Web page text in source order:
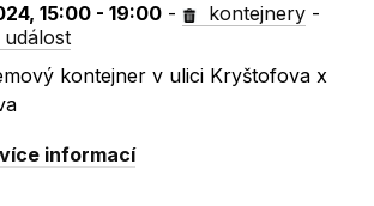
15:00 - 19:00 - kontejnery -
kontejner v ulici Kryštofova x
informací